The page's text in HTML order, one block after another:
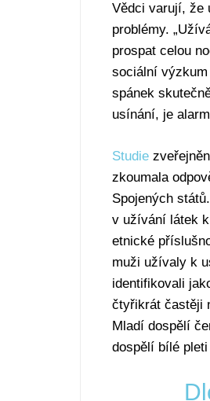
Vědci varují, že
problémy.
prospat celou
sociální výzkum
spánek
usínání, je
Studie
zkoumala
Spojených
v užívání látek
etnické
muži užívaly k
identifikovali
čtyřikrát častěji
Mladí dospělí
dospělí bílé